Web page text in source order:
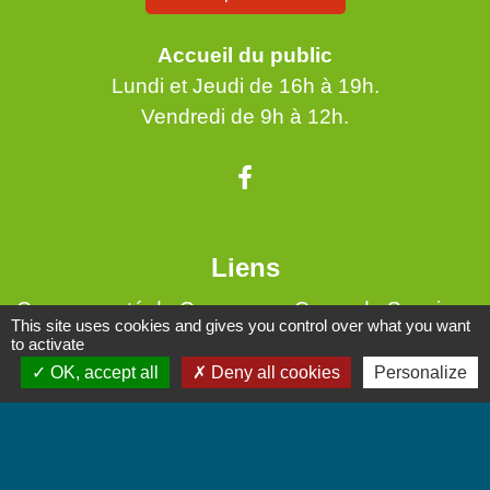
Accueil du public
Lundi et Jeudi de 16h à 19h.
Vendredi de 9h à 12h.
Liens
Communauté de Communes Coeur de Savoie
Jumelages
Villarbasse - Italie
This site uses cookies and gives you control over what you want
to activate
OK, accept all
Deny all cookies Personalize